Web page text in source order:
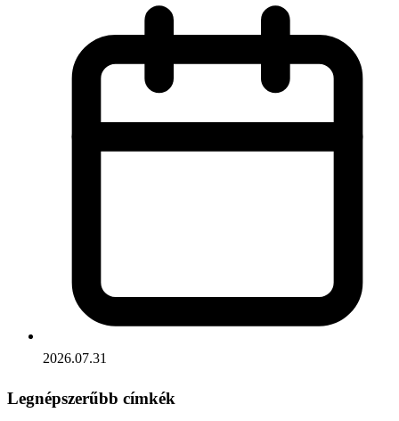
2026.07.31
Legnépszerűbb címkék